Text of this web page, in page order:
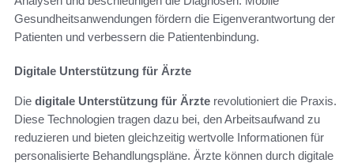
Gesundheitsanwendungen fördern die Eigenverantwortung der
Patienten und verbessern die Patientenbindung.
Digitale Unterstützung für Ärzte
Die digitale Unterstützung für Ärzte revolutioniert die Praxis.
Diese Technologien tragen dazu bei, den Arbeitsaufwand zu
reduzieren und bieten gleichzeitig wertvolle Informationen für
personalisierte Behandlungspläne. Ärzte können durch digitale